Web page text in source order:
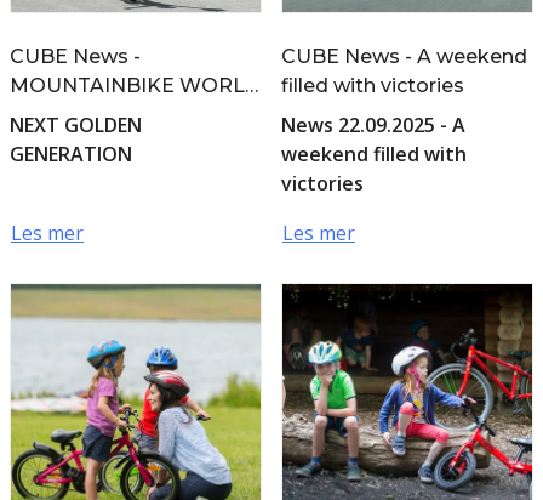
CUBE News -
MOUNTAINBIKE WORLD
CHAMPIONSHIP 2025
NEXT GOLDEN
GENERATION
Les mer
CUBE News - A weekend
filled with victories
News 22.09.2025 - A
weekend filled with
victories
Les mer